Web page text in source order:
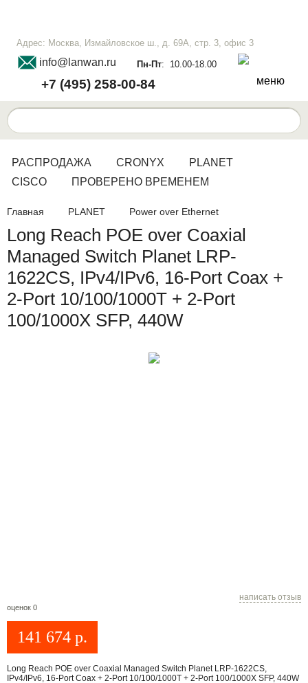
Адрес: Москва, Измайловское ш., д. 69А, стр. 3, офис 3
info@lanwan.ru Пн-Пт: 10.00-18.00
+7 (495) 258-00-84 меню
РАСПРОДАЖА CRONYX
PLANET
CISCO
ПРОВЕРЕНО ВРЕМЕНЕМ
Главная PLANET Power over Ethernet
Long Reach POE over Coaxial
Managed Switch Planet LRP-
1622CS, IPv4/IPv6, 16-Port Coax +
2-Port 10/100/1000T + 2-Port
100/1000X SFP, 440W
оценок 0
написать отзыв
141 674 р.
Long Reach POE over Coaxial Managed Switch Planet LRP-1622CS,
IPv4/IPv6, 16-Port Coax + 2-Port 10/100/1000T + 2-Port 100/1000X SFP, 440W